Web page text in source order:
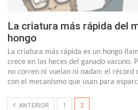
La criatura más rápida del
hongo
La criatura más rápida es un hongo
crece en las heces del ganado vacuno.
no corren ni vuelan ni nadan; el récord
con el mecanismo que usan para
ANTERIOR 1 2